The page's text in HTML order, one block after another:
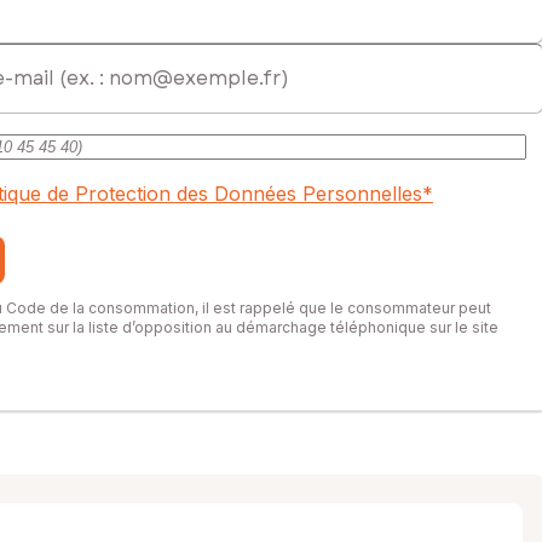
de Protection des Données Personnelles*
Code de la consommation, il est rappelé que le consommateur peut
sur la liste d’opposition au démarchage téléphonique sur le site